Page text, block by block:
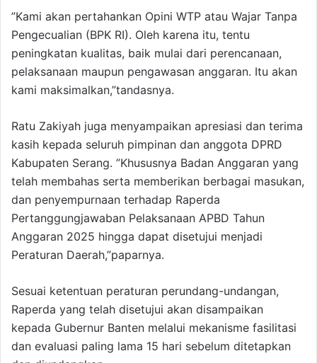
”Kami akan pertahankan Opini WTP atau Wajar Tanpa
Pengecualian (BPK RI). Oleh karena itu, tentu
peningkatan kualitas, baik mulai dari perencanaan,
pelaksanaan maupun pengawasan anggaran. Itu akan
kami maksimalkan,”tandasnya.
Ratu Zakiyah juga menyampaikan apresiasi dan terima
kasih kepada seluruh pimpinan dan anggota DPRD
Kabupaten Serang. ”Khususnya Badan Anggaran yang
telah membahas serta memberikan berbagai masukan,
dan penyempurnaan terhadap Raperda
Pertanggungjawaban Pelaksanaan APBD Tahun
Anggaran 2025 hingga dapat disetujui menjadi
Peraturan Daerah,”paparnya.
Sesuai ketentuan peraturan perundang-undangan,
Raperda yang telah disetujui akan disampaikan
kepada Gubernur Banten melalui mekanisme fasilitasi
dan evaluasi paling lama 15 hari sebelum ditetapkan